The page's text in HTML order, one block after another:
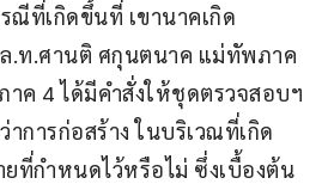
ณีที่เกิดขึ้นที่ เขานาคเกิด
ล.ท.ศานติ ศกุนตนาค แม่ทัพภาค
ค 4 ได้มีคำสั่งให้ชุดตรวจสอบฯ
การก่อสร้าง ในบริเวณที่เกิด
ที่กำหนดไว้หรือไม่ ซึ่งเบื้องต้น